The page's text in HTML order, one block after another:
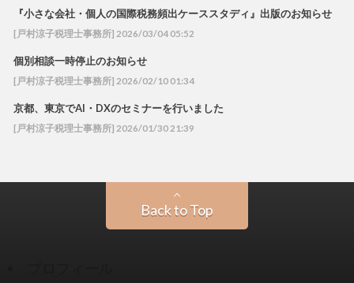
『小さな会社・個人の国際税務頻出ケーススタディ』出版のお知らせ
[戸村涼子税理士事務所] 2026/03/04 05:52
個別相談一時停止のお知らせ
[戸村涼子税理士事務所] 2026/02/10 01:34
京都、東京でAI・DXのセミナーを行いました
[戸村涼子税理士事務所] 2026/01/30 21:39
Back to Top